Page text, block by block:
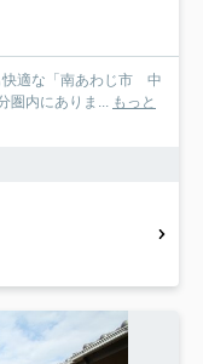
快適な「南あわじ市 中
圏内にありま... もっと